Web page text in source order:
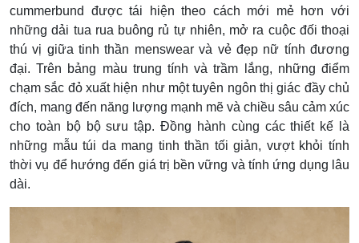
cummerbund được tái hiện theo cách mới mẻ hơn với
những dải tua rua buông rủ tự nhiên, mở ra cuộc đối thoại
thú vị giữa tinh thần menswear và vẻ đẹp nữ tính đương
đại. Trên bảng màu trung tính và trầm lắng, những điểm
chạm sắc đỏ xuất hiện như một tuyên ngôn thị giác đầy chủ
đích, mang đến năng lượng mạnh mẽ và chiều sâu cảm xúc
cho toàn bộ bộ sưu tập. Đồng hành cùng các thiết kế là
những mẫu túi da mang tinh thần tối giản, vượt khỏi tính
thời vụ để hướng đến giá trị bền vững và tính ứng dụng lâu
dài.